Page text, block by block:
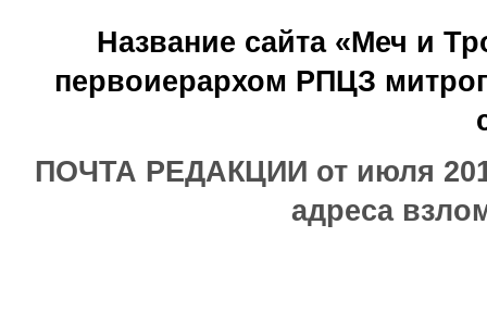
Название сайта «Меч и
первоиерархом РПЦЗ
ПОЧТА РЕДАКЦИИ от июля
адреса